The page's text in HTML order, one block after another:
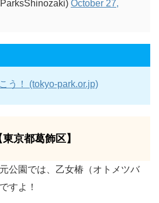
October 27,
う！ (tokyo-park.or.jp)
京都葛飾区】
公園では、乙女椿（オトメツバ
すよ！